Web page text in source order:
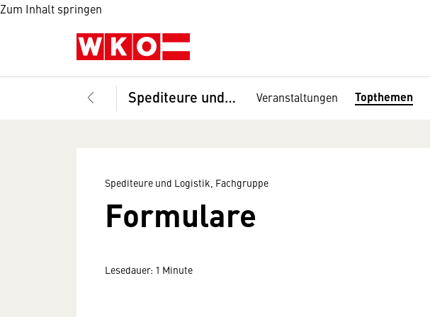
Zum Inhalt springen
Spediteure und Logistik, Fachgruppe Veranstaltungen Topthemen
Spediteure und Logistik, Fachgruppe
Formulare
Lesedauer: 1 Minute